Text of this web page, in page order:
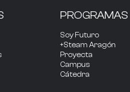
PROGRAMAS
Soy Futuro
+Steam Aragón
Proyecta
Campus
Cátedra